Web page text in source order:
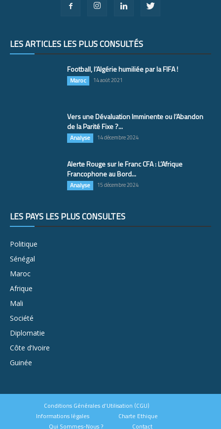
LES ARTICLES LES PLUS CONSULTÉS
Football, l’Algérie humiliée par la FIFA !
Maroc 14 août 2021
Vers une Dévaluation Imminente ou l’Abandon
de la Parité Fixe ?...
Analyse 14 décembre 2024
Alerte Rouge sur le Franc CFA : L’Afrique
Francophone au Bord...
Analyse 15 décembre 2024
LES PAYS LES PLUS CONSULTÉS
Politique
Sénégal
Maroc
Afrique
Mali
Société
Diplomatie
Côte d’Ivoire
Guinée
Conditions Générales d’Utilisation (CGU)
Informations légales
Charte Ethique
Qui Sommes-Nous ?
Contact